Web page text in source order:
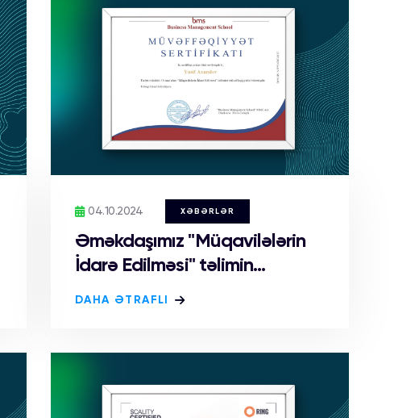
04.10.2024 XƏBƏRLƏR
Əməkdaşımız "Müqavilələrin
İdarə Edilməsi" təlimin...
DAHA ƏTRAFLI